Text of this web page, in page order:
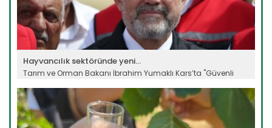
Hayvancılık sektöründe yeni...
Tarım ve Orman Bakanı İbrahim Yumaklı Kars’ta "Güvenli
Devamını Oku ->